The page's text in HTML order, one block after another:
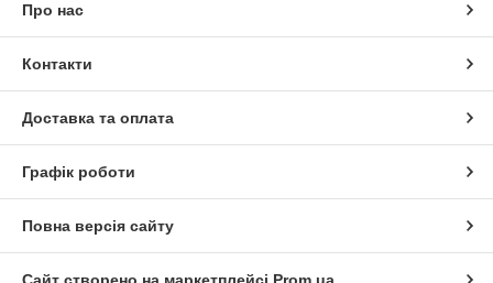
Про нас
Контакти
Доставка та оплата
Графік роботи
Повна версія сайту